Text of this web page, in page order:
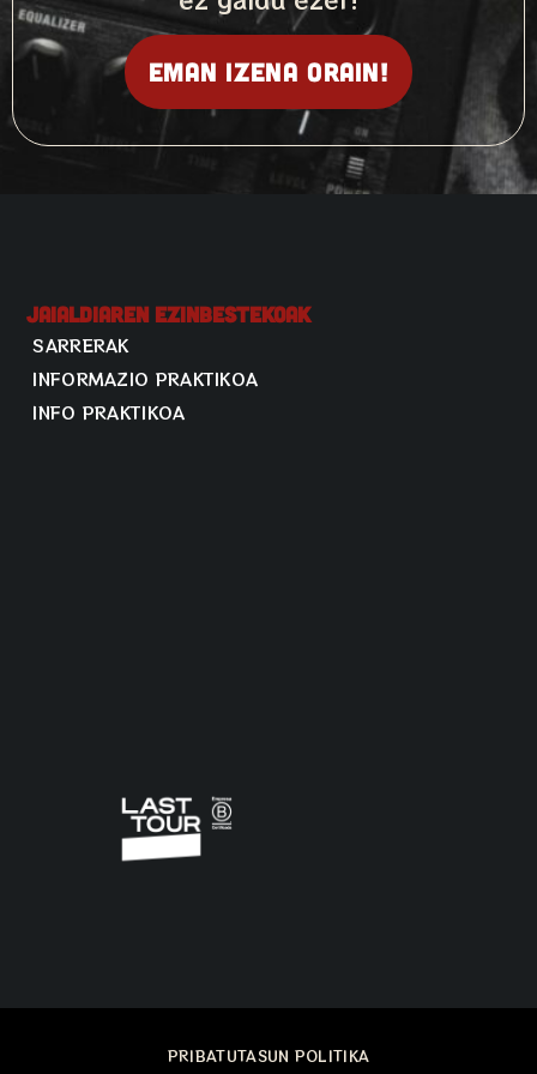
Eman izena orain!
Jaialdiaren Ezinbestekoak
SARRERAK
INFORMAZIO PRAKTIKOA
INFO PRAKTIKOA
PRIBATUTASUN POLITIKA